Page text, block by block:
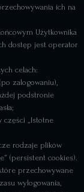
ich na
Użytkownika
dostęp jest operator
celach:
zalogowaniu),
podstronie
części „Istotne
rodzaje plików
(persistent cookies).
przechowywane
wylogowania,